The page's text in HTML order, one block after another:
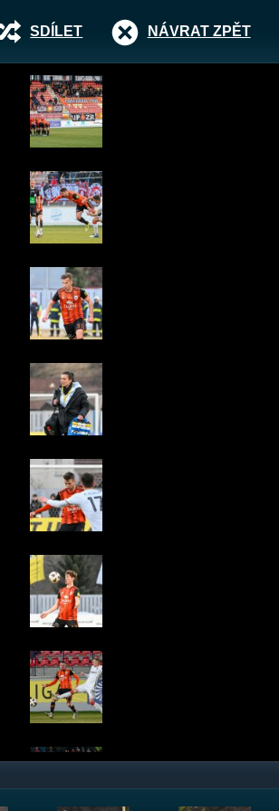
NÁVRAT ZPĚT
SDÍLET